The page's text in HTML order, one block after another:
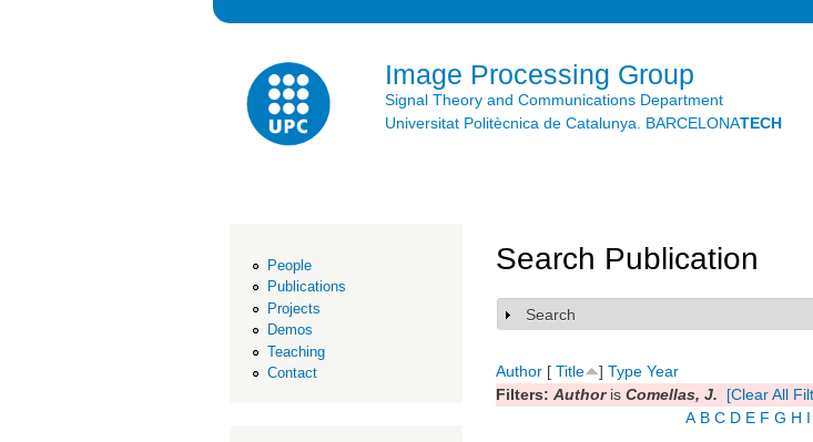
Image Processing Group
Signal Theory and Communications Department
Universitat Politècnica de Catalunya. BARCELONATECH
People
Publications
Projects
Demos
Teaching
Contact
Search Publication
Show
Search
Author [ Title ] Type Year
Filters: Authoris Comellas, J.
[Clear All
A B C D E F G H I